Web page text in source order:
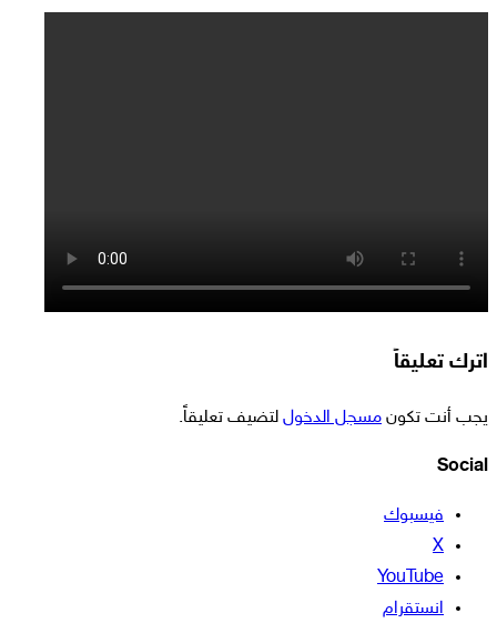
اترك تعليقاً
يجب أنت تكون مسجل الدخول لتضيف تعليقاً.
Social
فيسبوك
‫X
‫YouTube
انستقرام